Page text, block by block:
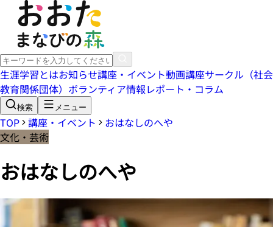
生涯学習とはお知らせ講座・イベント動画講座サークル（社会
教育関係団体） ボランティア情報レポート・コラム
検索 メニュー
TOP 講座・イベント
おはなしのへや
文化・芸術
おはなしのへや